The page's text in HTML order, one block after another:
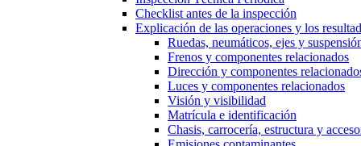
Checklist antes de la inspección
Explicación de las operaciones y los
Ruedas, neumáticos, ejes y
Frenos y componentes relacionados
Dirección y componentes
Luces y componentes relacionados
Visión y visibilidad
Matrícula e identificación
Chasis, carrocería, estructura y